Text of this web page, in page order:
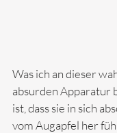
Was ich an dieser
absurden Apparatur
ist, dass sie in sich
vom Augapfel her